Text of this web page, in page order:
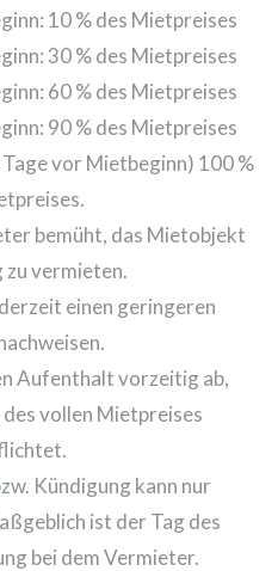
10 % des Mietpreises
30 % des Mietpreises
60 % des Mietpreises
90 % des Mietpreises
vor Mietbeginn) 100 %
bemüht, das Mietobjekt
vermieten.
einen geringeren
Aufenthalt vorzeitig ab,
vollen Mietpreises
Kündigung kann nur
ist der Tag des
bei dem Vermieter.